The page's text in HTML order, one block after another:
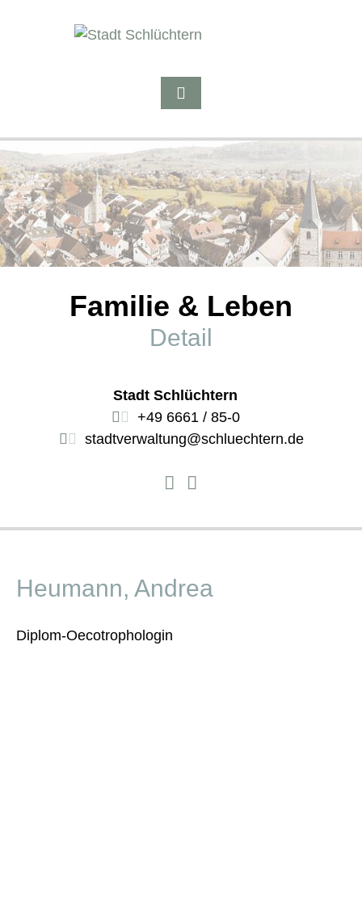
Familie & Leben
Detail
Stadt Schlüchtern
+49 6661 / 85-0
stadtverwaltung@schluechtern.de
Heumann, Andrea
Diplom-Oecotrophologin